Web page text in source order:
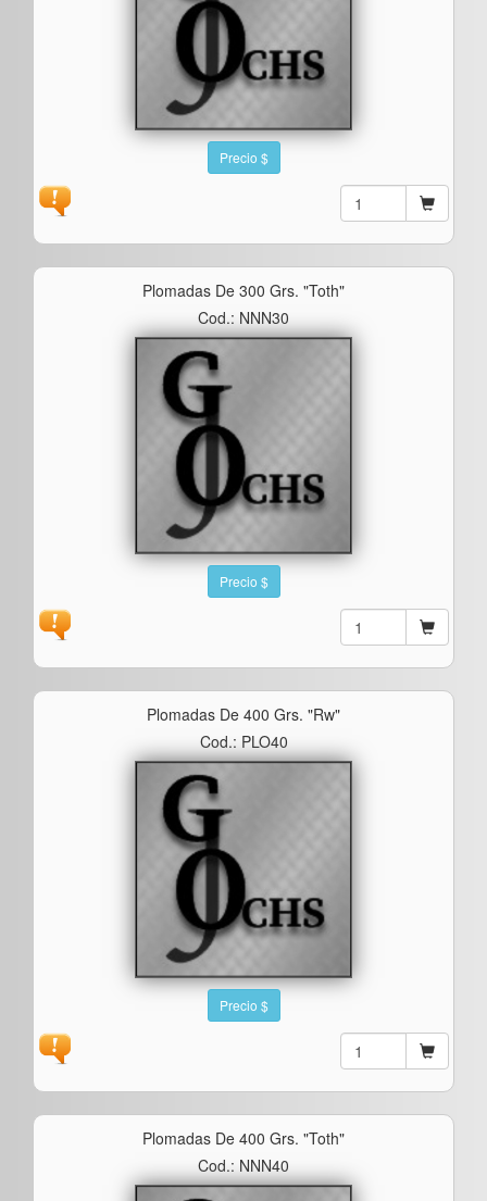
Precio $
Plomadas De 300 Grs. "toth"
Cod.: NNN30
Precio $
Plomadas De 400 Grs. "rw"
Cod.: PLO40
Precio $
Plomadas De 400 Grs. "toth"
Cod.: NNN40